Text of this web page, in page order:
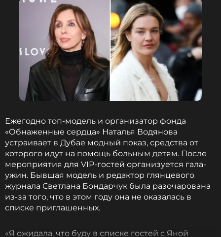
Ежегодно топ-модель и организатор фонда
«Обнаженные сердца» Наталья Водянова
устраивает в Дубае модный показ, средства от
которого идут на помощь больным детям. После
мероприятия для VIP-гостей организуется гала-
ужин. Бывшая модель и редактор глянцевого
журнала Светлана Бондарчук была разочарована
из-за того, что в этом году она не оказалась в
списке приглашенных.
«Я ожидала, что буду в списке гостей с Яной